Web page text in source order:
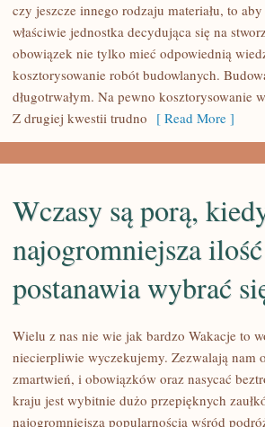
ZAMIESZKANIA
BLOKU
czy jeszcze innego rodzaju materiału, to
właściwie jednostka decydująca się na
obowiązek nie tylko mieć odpowiednią
kosztorysowanie robót budowlanych.
długotrwałym. Na pewno kosztorysowanie
Z drugiej kwestii trudno [ Read More ]
Wczasy są porą,
najogromniejsza
postanawia wybrać
Wielu z nas nie wie jak bardzo Wakacje to
niecierpliwie wyczekujemy. Zezwalają nam
zmartwień, i obowiązków oraz nasycać
kraju jest wybitnie dużo przepięknych
najogromniejszą popularnością wśród